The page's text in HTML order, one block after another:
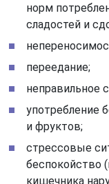
норм
сладостей и
переедание;
неправильное
употребление
и фруктов;
стрессовые
беспокойство
кишечника